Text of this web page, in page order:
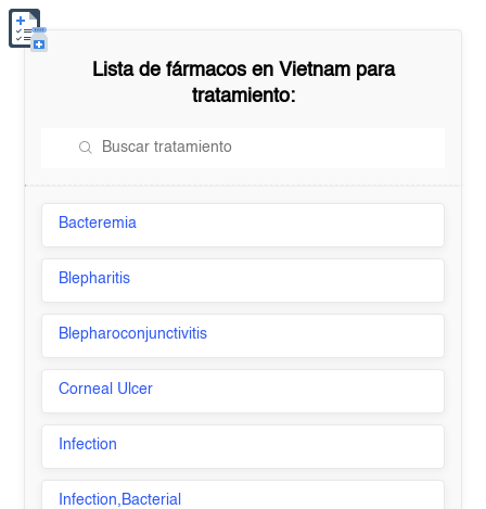
Lista de fármacos en Vietnampara
tratamiento:
Bacteremia
Blepharitis
Blepharoconjunctivitis
Corneal Ulcer
Infection
Infection,Bacterial